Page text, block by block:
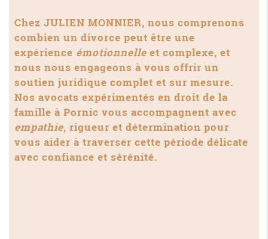
Chez JULIEN MONNIER, nous comprenons
combien un divorce peut être une
expérience émotionnelleet complexe, et
nous nous engageons à vous offrir un
soutien juridique complet et sur mesure.
Nos avocats expérimentés en droit de la
famille à Pornic vous accompagnent avec
empathie, rigueur et détermination pour
vous aider à traverser cette période délicate
avec confiance et sérénité.